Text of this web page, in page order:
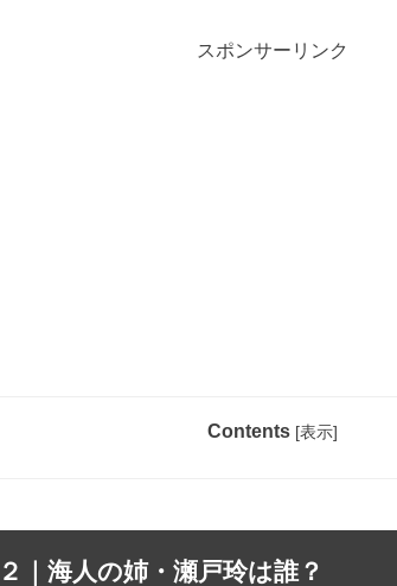
スポンサーリンク
Contents [表示]
｜海人の姉・瀬戸玲は誰？